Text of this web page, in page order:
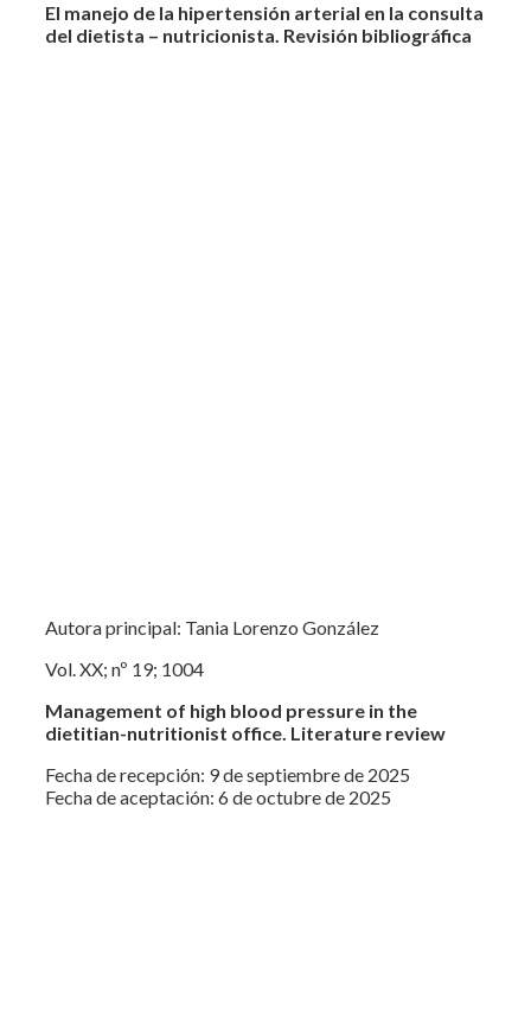
El manejo de la hipertensión arterial en la consulta
del dietista – nutricionista. Revisión bibliográfica
Autora principal: Tania Lorenzo González
Vol. XX; nº 19; 1004
Management of high blood pressure in the
dietitian-nutritionist office. Literature review
Fecha de recepción: 9 de septiembre de 2025
Fecha de aceptación: 6 de octubre de 2025